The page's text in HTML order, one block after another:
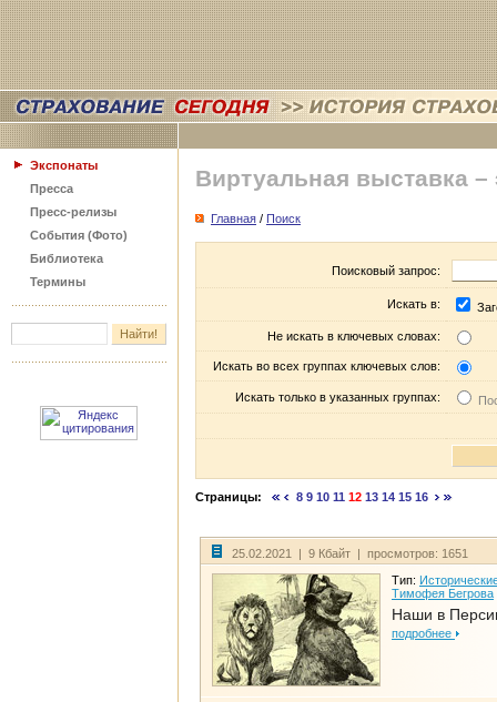
Экспонаты
Пресса
Пресс-релизы
События (Фото)
Библиотека
Термины
Виртуальная выставка –
Главная / Поиск
Поисковый запрос:
Искать в:
Не искать в ключевых словах:
Искать во всех группах ключевых слов:
Искать только в указанных группах:
Страницы: 8 9 10 11 12 13 14 15 16
25.02.2021 | 9 Кбайт | просмотров: 1651
Тип:
Тимофея Бегрова
Наши в
подробнее